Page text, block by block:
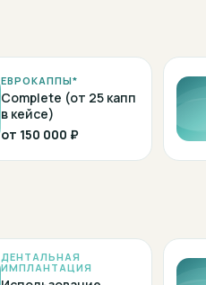
ЕВРОКАППЫ*
Complete (от 25 капп
в кейсе)
от 150 000 ₽
ДЕНТАЛЬНАЯ
ИМПЛАНТАЦИЯ